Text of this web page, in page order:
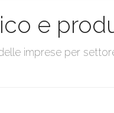
e
imprese per